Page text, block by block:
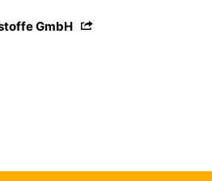
GmbH